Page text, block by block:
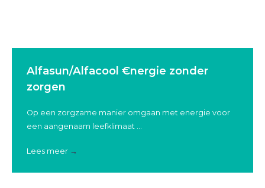
Alfasun/Alfacool €nergie zonder
zorgen
Op een zorgzame manier omgaan met energie voor
een aangenaam leefklimaat ...
Lees meer →